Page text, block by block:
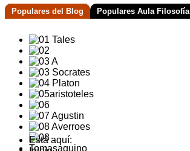
Populares del Blog Populares Aula Filosofía
Está aquí: